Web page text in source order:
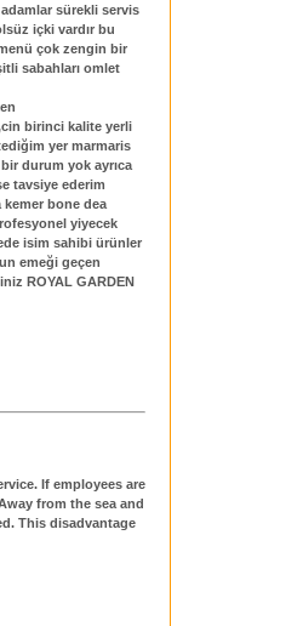
sürekli servis
içki vardır bu
çok zengin bir
sabahları omlet
birinci kalite yerli
yer marmaris
durum yok ayrıca
tavsiye ederim
bone dea
yiyecek
isim sahibi ürünler
emeği geçen
ROYAL GARDEN
If employees are
from the sea and
This disadvantage